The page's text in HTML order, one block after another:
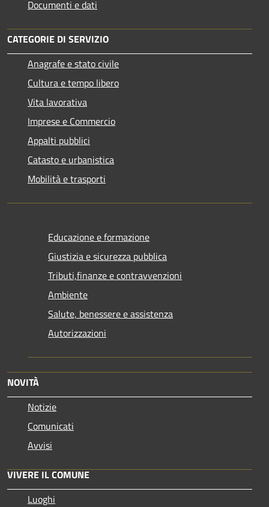
Documenti e dati
CATEGORIE DI SERVIZIO
Anagrafe e stato civile
Cultura e tempo libero
Vita lavorativa
Imprese e Commercio
Appalti pubblici
Catasto e urbanistica
Mobilità e trasporti
Educazione e formazione
Giustizia e sicurezza pubblica
Tributi,finanze e contravvenzioni
Ambiente
Salute, benessere e assistenza
Autorizzazioni
NOVITÀ
Notizie
Comunicati
Avvisi
VIVERE IL COMUNE
Luoghi